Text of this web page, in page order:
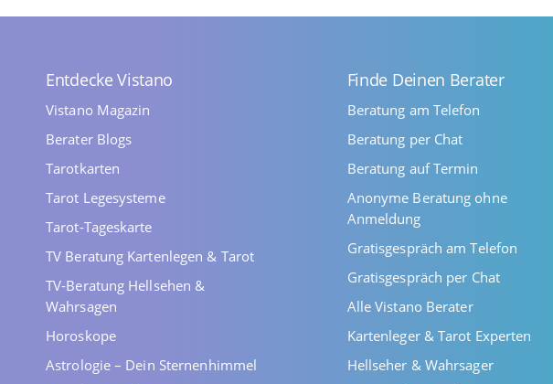
Entdecke Vistano
Vistano Magazin
Berater Blogs
Tarotkarten
Tarot Legesysteme
Tarot-Tageskarte
TV Beratung Kartenlegen & Tarot
TV-Beratung Hellsehen &
Wahrsagen
Horoskope
Astrologie – Dein Sternenhimmel
Finde Deinen Berater
Beratung am Telefon
Beratung per Chat
Beratung auf Termin
Anonyme Beratung ohne
Anmeldung
Gratisgespräch am Telefon
Gratisgespräch per Chat
Alle Vistano Berater
Kartenleger & Tarot Experten
Hellseher & Wahrsager